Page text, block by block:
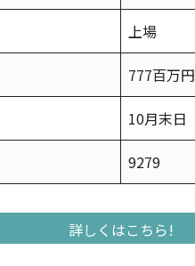
上場
777百万円
10月末日
9279